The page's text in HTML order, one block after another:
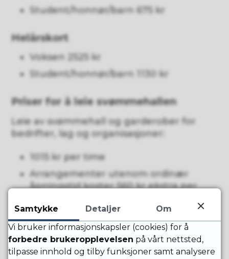
Student/honnør/barn 675 kr
Helårskort
Voksen 2525 kr
Student/honnør/barn 1130 kr
Priser for å leie svømmehallen
Leie av svømmehall og garderober for
bedrifter, lag og organisasjoner:
1015 kr per time
Arrangementer utenom ordinær
åpningstid koster 560 kr ekstra per
Dersom eiendomsvakt må rykke ut på
grunn av glemte adgangskoder,
gjenglemte nøkler eller andre
Samtykke Detaljer
Om
Vi bruker informasjonskapsler (cookies) for å
forbedre brukeropplevelsen på vårt nettsted,
tilpasse innhold og tilby funksjoner samt analysere